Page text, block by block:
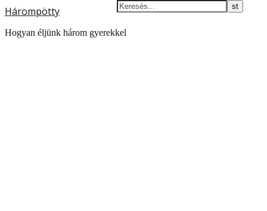
Hárompötty
Hogyan éljünk három gyerekkel